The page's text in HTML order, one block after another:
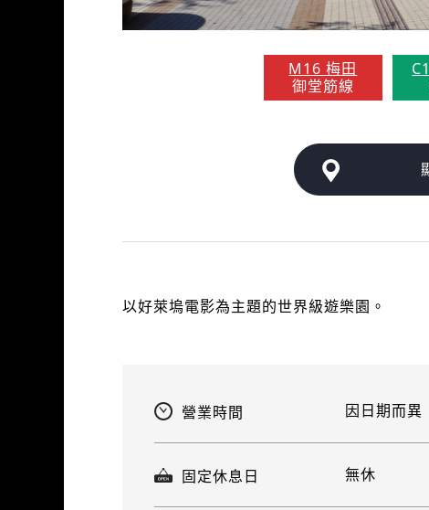
M16 梅田
御堂筋線
以好萊塢電影為主題的世界級遊樂園。
營業時間 因日期而異
固定休息日 無休